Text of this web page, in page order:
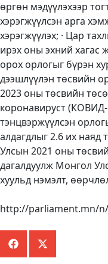
өргөн мэдүүлэхээр
хэрэгжүүлсэн арга
хэрэгжүүлэх; · Цар
ирэх оны эхний хагас
орох орлогыг бүрэн
дээшлүүлэн төсвийн
2023 оны төсвийн
коронавируст (КОВИД-
тэнцвэржүүлсэн
алдагдлыг 2.6 их наяд
Улсын 2021 оны
дагалдуулж Монгол
хуульд нэмэлт,
http://parliament.mn/